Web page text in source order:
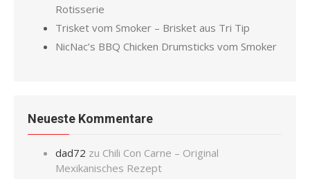
Rotisserie
Trisket vom Smoker – Brisket aus Tri Tip
NicNac’s BBQ Chicken Drumsticks vom Smoker
Neueste Kommentare
dad72 zu Chili Con Carne – Original
Mexikanisches Rezept